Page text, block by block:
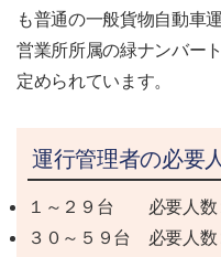
も普通の一般貨物自動車
営業所所属の緑ナンバー
定められています。
運行管理者の必要
１～２９台 必要人数
３０～５９台 必要人数